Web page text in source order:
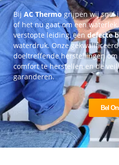
Bij AC Thermo grijpen wij snel
of het nu gaat om een
verstopte leiding, eendefecte
waterdruk. Onze
doeltreffende herstellingen
comfort te herstellen en de
garanderen.
Bel